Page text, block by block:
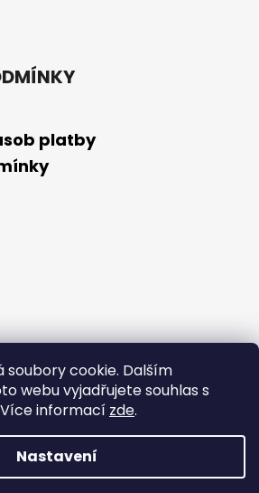
soubory cookie. Dalším
webu vyjadřujete souhlas s
informací zde.
Nastavení
platby